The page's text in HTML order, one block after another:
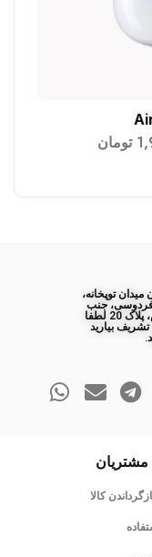
تومان
توپخانه،
فردوسی، جنب
پاساژ طبس، پلاک 20 لطفا
تشریف بیارید
کالا